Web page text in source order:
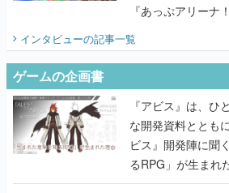
『アビス』は、ひ
な開発資料ととも
るRPG」が生ま
書】
なにが、人を「ロ
か？『ロマサガ2
設定画から迫る、